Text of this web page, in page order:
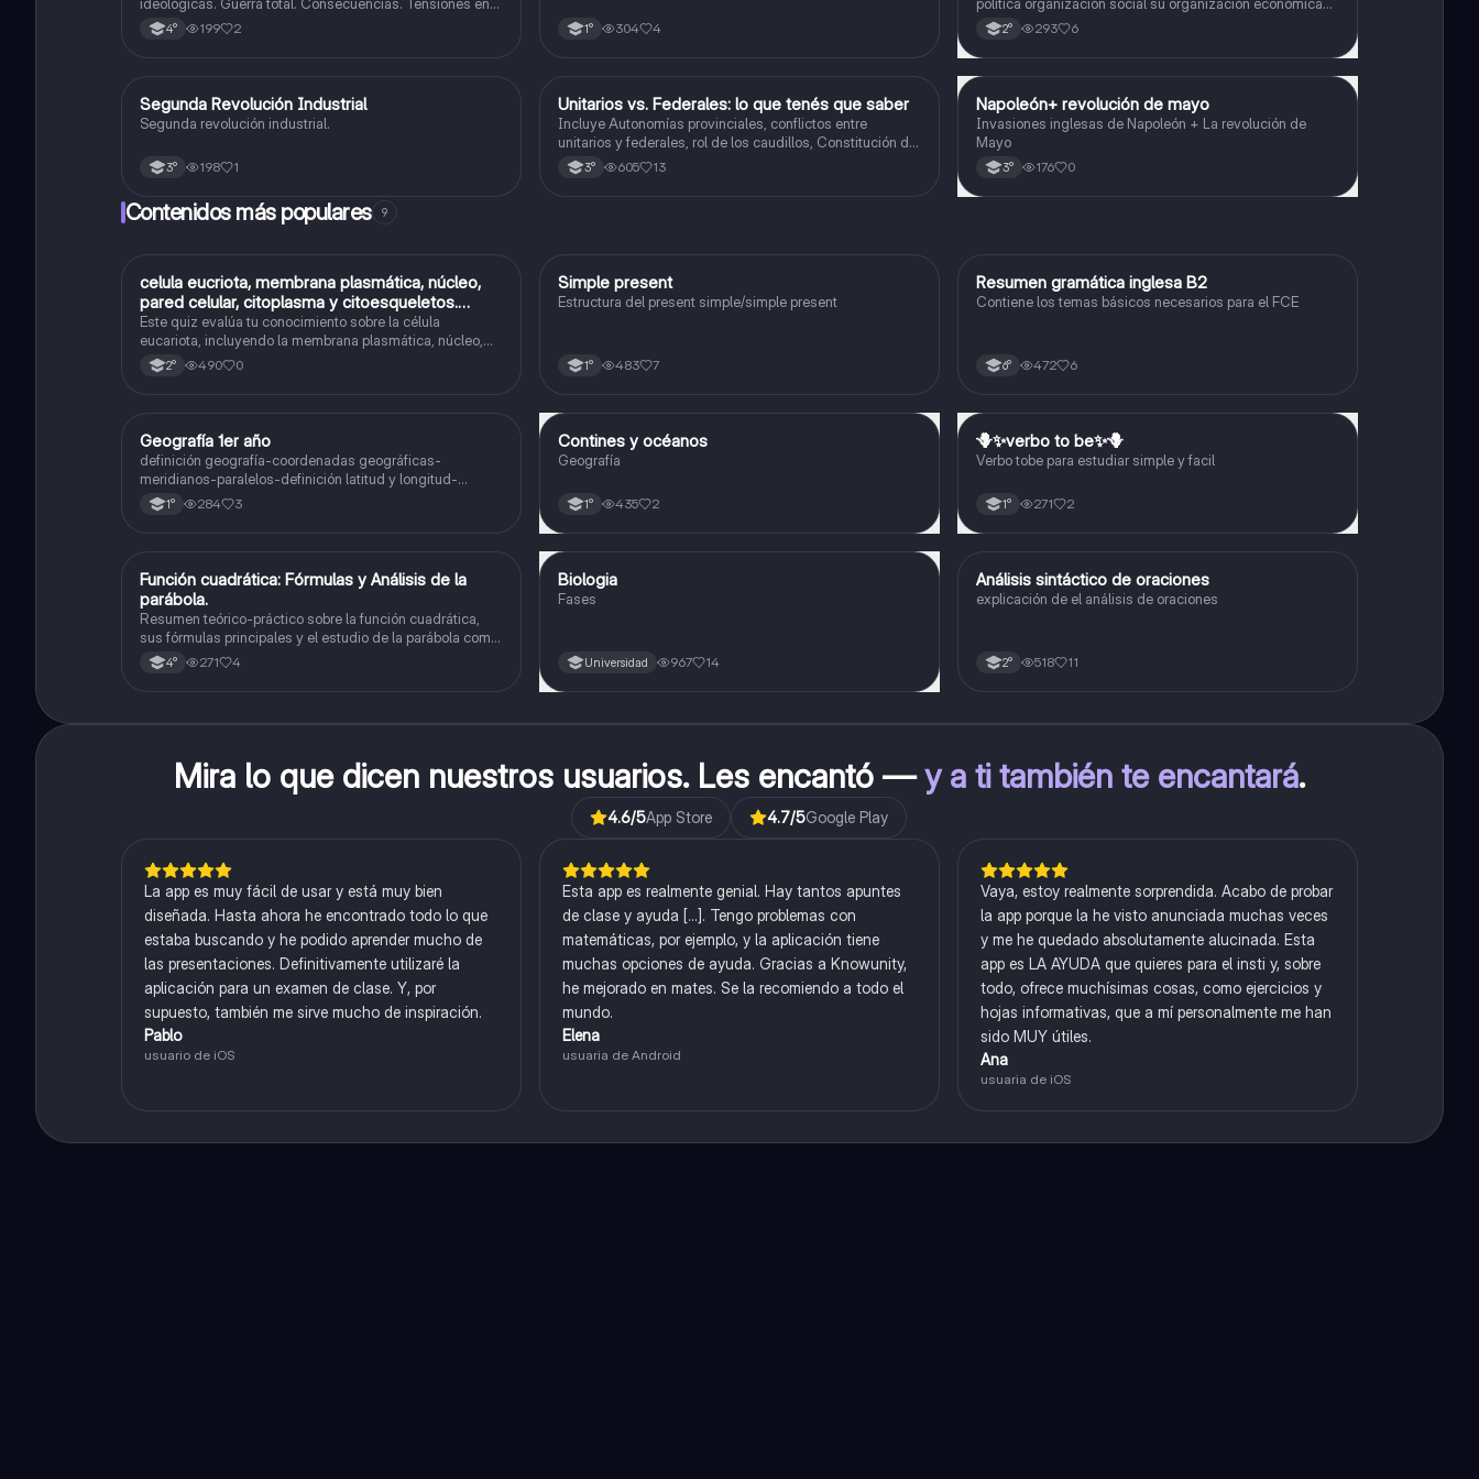
europa. Inicio de la guerra.
4° 199 2 1° 304 4
su y organización religiosa
2° 293 6
Historia
Segunda Revolución Industrial
Segunda revolución industrial.
3° 198 1
Historia
Unitarios vs. Federales: lo que tenés que saber
Incluye Autonomías provinciales, conflictos entre
unitarios y federales, rol de los caudillos, Constitución de
1826, figura de Dorrego y hegemonía de Rosas, resumen,
comparaciones y línea del tiempo.
3° 605 13
Historia
Napoleón+ revolución de mayo
Invasiones inglesas de Napoleón + La revolución de
Mayo
3° 176 0
Contenidos más populares 9
CBiología
celula eucriota, membrana plasmática, núcleo,
pared celular, citoplasma y citoesqueletos.
nombre se las partes de la celula eucariota
Este quiz evalúa tu conocimiento sobre la célula
eucariota, incluyendo la membrana plasmática, núcleo,
pared celular, citoplasma y citoesqueleto.
2° 490 0
Inglés
Simple present
Estructura del present simple/simple present
1° 483 7
Inglés
Resumen gramática inglesa B2
Contiene los temas básicos necesarios para el FCE
6° 472 6
Geografía
Geografía 1er año
definición geografía-coordenadas geográficas-
meridianos-paralelos-definición latitud y longitud-
elementos del mapa-definición mapa-localización
relativa y absoluta
1° 284 3
Geografía
Contines y océanos
Geografía
1° 435 2
Inglés
🪻✨️verbo to be✨️🪻
Verbo tobe para estudiar simple y facil
1° 271 2
Matemáticas
Función cuadrática: Fórmulas y Análisis de la
parábola.
Resumen teórico-práctico sobre la función cuadrática,
sus fórmulas principales y el estudio de la parábola como
representación gráfica.Incluye desarrollo de la forma
general, cálculo de raíces, vértice y elementos
4° 271 4
Biología
Biologia
Fases
Universidad 967 14
ALengua
Análisis sintáctico de oraciones
explicación de el análisis de oraciones
2° 518 11
Mira lo que dicen nuestros usuarios. Les encantó —y a ti también te encantará.
4.6/5App Store 4.7/5Google Play
La app es muy fácil de usar y está muy bien
diseñada. Hasta ahora he encontrado todo lo que
estaba buscando y he podido aprender mucho de
las presentaciones. Definitivamente utilizaré la
aplicación para un examen de clase. Y, por
supuesto, también me sirve mucho de inspiración.
Pablo
usuario de iOS
Esta app es realmente genial. Hay tantos apuntes
de clase y ayuda [...]. Tengo problemas con
matemáticas, por ejemplo, y la aplicación tiene
muchas opciones de ayuda. Gracias a Knowunity,
he mejorado en mates. Se la recomiendo a todo el
mundo.
Elena
usuaria de Android
Vaya, estoy realmente sorprendida. Acabo de probar
la app porque la he visto anunciada muchas veces
y me he quedado absolutamente alucinada. Esta
app es LA AYUDA que quieres para el insti y, sobre
todo, ofrece muchísimas cosas, como ejercicios y
hojas informativas, que a mí personalmente me han
sido MUY útiles.
Ana
usuaria de iOS